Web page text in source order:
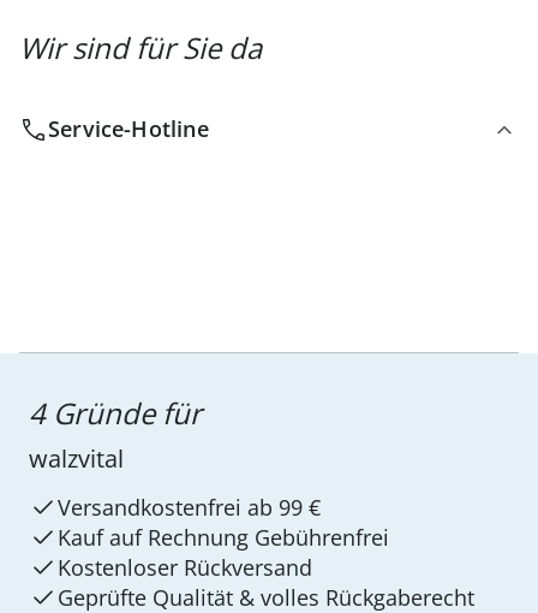
Wir sind für Sie da
Service-Hotline
4 Gründe für
walzvital
Versandkostenfrei ab 99 €
Kauf auf Rechnung Gebührenfrei
Kostenloser Rückversand
Geprüfte Qualität & volles Rückgaberecht